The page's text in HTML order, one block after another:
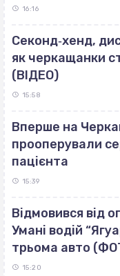
16:16
Секонд‐хенд,
як черкащанки
(ВІДЕО)
15:58
Вперше на
прооперували
пацієнта
15:39
Відмовився від
Умані водій
трьома авто
15:20